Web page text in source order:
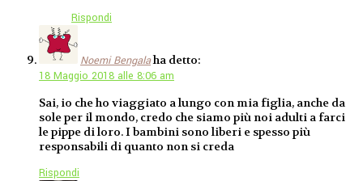
Rispondi
Noemi Bengalaha detto:
18 Maggio 2018 alle 8:06 am
Sai, io che ho viaggiato a lungo con mia figlia, anche da
sole per il mondo, credo che siamo più noi adulti a farci
le pippe di loro. I bambini sono liberi e spesso più
responsabili di quanto non si creda
Rispondi